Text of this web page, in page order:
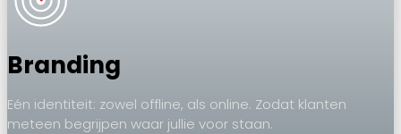
Branding
Eén identiteit: zowel offline, als online. Zodat klanten
meteen begrijpen waar jullie voor staan.